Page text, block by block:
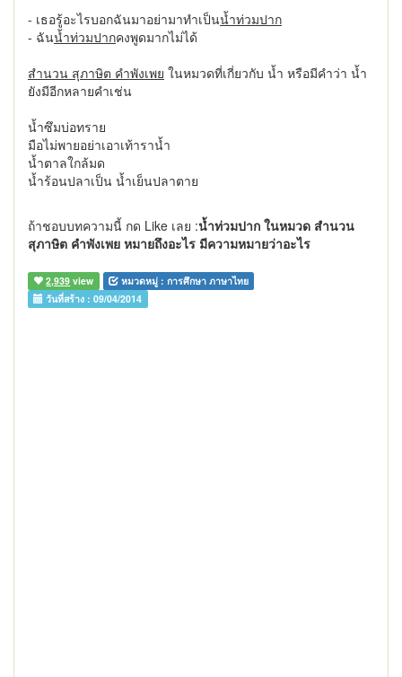
- เธอรู้อะไรบอกฉันมาอย่ามาทำเป็นน้ำท่วมปาก
- ฉันน้ำท่วมปากคงพูดมากไม่ได้
สำนวน สุภาษิต คำพังเพย ในหมวดที่เกี่ยวกับ น้ำ หรือมีคำว่า น้ำ
ยังมีอีกหลายคำเช่น
น้ำซึมบ่อทราย
มือไม่พายอย่าเอาเท้าราน้ำ
น้ำตาลใกล้มด
น้ำร้อนปลาเป็น น้ำเย็นปลาตาย
ถ้าชอบบทความนี้ กด Like เลย :น้ำท่วมปาก ในหมวด สำนวน
สุภาษิต คำพังเพย หมายถึงอะไร มีความหมายว่าอะไร
2,939 view หมวดหมู่ : การศึกษา ภาษาไทย
วันที่สร้าง :09/04/2014